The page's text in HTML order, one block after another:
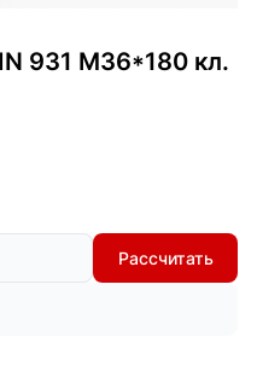
931 М36*180 кл.
Рассчитать